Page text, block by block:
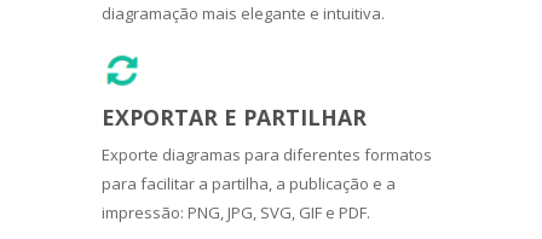
diagramação mais elegante e intuitiva.
EXPORTAR E PARTILHAR
Exporte diagramas para diferentes formatos
para facilitar a partilha, a publicação e a
impressão: PNG, JPG, SVG, GIF e PDF.